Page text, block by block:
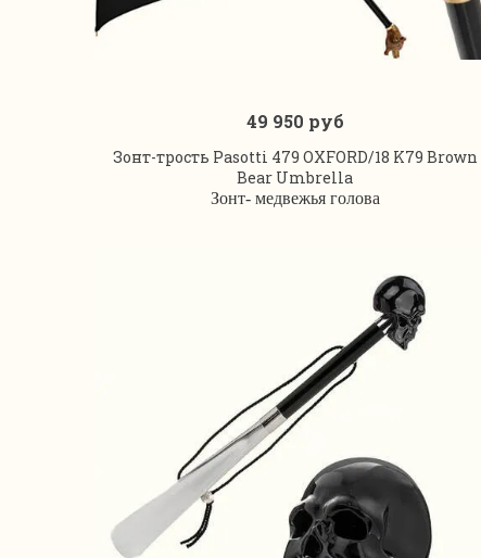
В корзину
49 950 руб
Зонт-трость Pasotti 479 OXFORD/18 K79 Brown
Bear Umbrella
Зонт- медвежья голова